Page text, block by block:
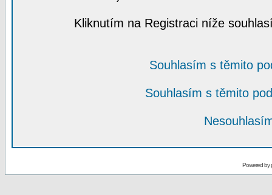
Kliknutím na Registraci níže
Souhlasím s těmito
Souhlasím s těmito
Powered by